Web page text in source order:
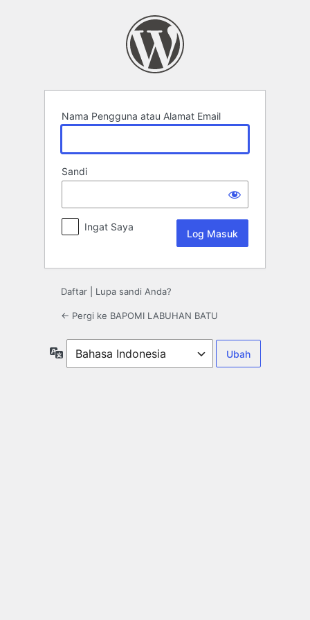
Nama Pengguna atau Alamat Email
Sandi
Ingat Saya
Daftar Lupa sandi Anda?
← Pergi ke BAPOMI LABUHAN BATU
Bahasa